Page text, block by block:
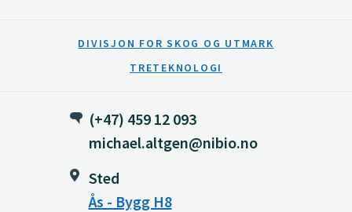
DIVISJON FOR SKOG OG UTMARK
TRETEKNOLOGI
(+47) 459 12 093
michael.altgen@nibio.no
Sted
Ås - Bygg H8